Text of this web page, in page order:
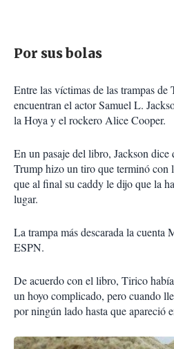
Por sus bolas
Entre las víctimas de las trampas de
encuentran el actor Samuel L.
la Hoya y el rockero Alice Cooper.
En un pasaje del libro, Jackson
Trump hizo un tiro que terminó con
que al final su caddy le dijo que la
lugar.
La trampa más descarada la cuenta
ESPN.
De acuerdo con el libro, Tirico
un hoyo complicado, pero cuando
por ningún lado hasta que apareció